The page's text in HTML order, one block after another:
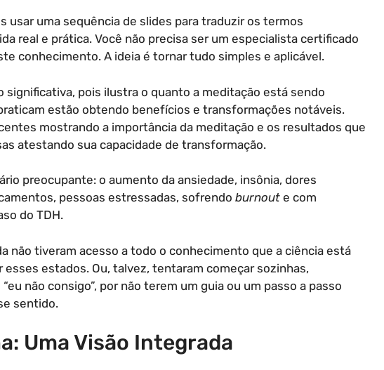
usar uma sequência de slides para traduzir os termos
real e prática. Você não precisa ser um especialista certificado
conhecimento. A ideia é tornar tudo simples e aplicável.
significativa, pois ilustra o quanto a meditação está sendo
estão obtendo benefícios e transformações notáveis.
mostrando a importância da meditação e os resultados que
atestando sua capacidade de transformação.
preocupante: o aumento da ansiedade, insônia, dores
pessoas estressadas, sofrendo burnout e com
do TDH.
não tiveram acesso a todo o conhecimento que a ciência está
estados. Ou, talvez, tentaram começar sozinhas,
não consigo”, por não terem um guia ou um passo a passo
sentido.
Uma Visão Integrada